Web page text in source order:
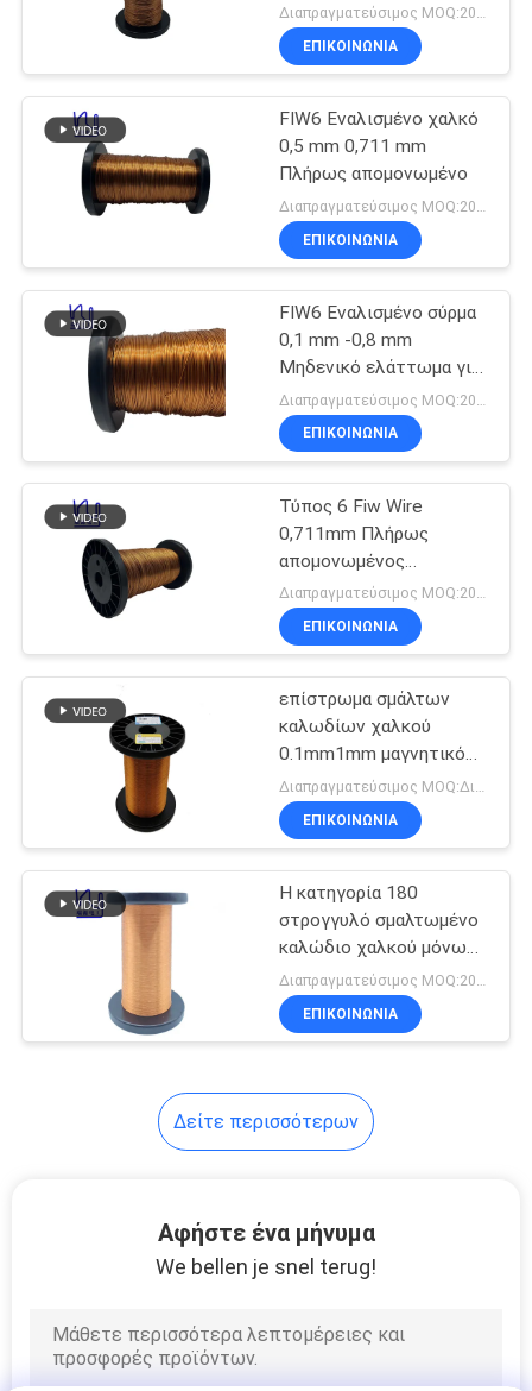
Καλώδιο FIW
67
Μόνο συνδέοντας
καλώδιο
219
Καλώδιο Litz
χαλκού
Μονωμένο
τριπλάσιο καλώδιο
φωνής
ΕΠΙΚΟΙΝΩΝΙΑ
FIW6 Εναλισμένο χαλκό
0,5 mm 0,711 mm
Πλήρως απομονωμένο
ΕΠΙΚΟΙΝΩΝΙΑ
FIW6 Εναλισμένο σύρμα
0,1 mm -0,8 mm
Μηδενικό ελάττωμα για
περιστροφή
μετασχηματιστή
ΕΠΙΚΟΙΝΩΝΙΑ
Τύπος 6 Fiw Wire
0,711mm Πλήρως
απομονωμένος
μετασχηματιστής
Διαπραγματεύσιμος MOQ:20 κλ
ΕΠΙΚΟΙΝΩΝΙΑ
επίστρωμα σμάλτων
καλωδίων χαλκού
0.1mm1mm μαγνητικό
για τη μηχανή που
τυλίγει το καλώδιο FIW
Διαπραγματεύσιμος MOQ:Διαφορετικοί τύποι με το differet MOQ
ΕΠΙΚΟΙΝΩΝΙΑ
Η κατηγορία 180
στρογγυλό σμαλτωμένο
καλώδιο χαλκού μόνωσε
πλήρως μηά ατέλεια
Solderable
ΕΠΙΚΟΙΝΩΝΙΑ
Δείτε περισσότερων
Αφήστε ένα μήνυμα
We bellen je snel terug!